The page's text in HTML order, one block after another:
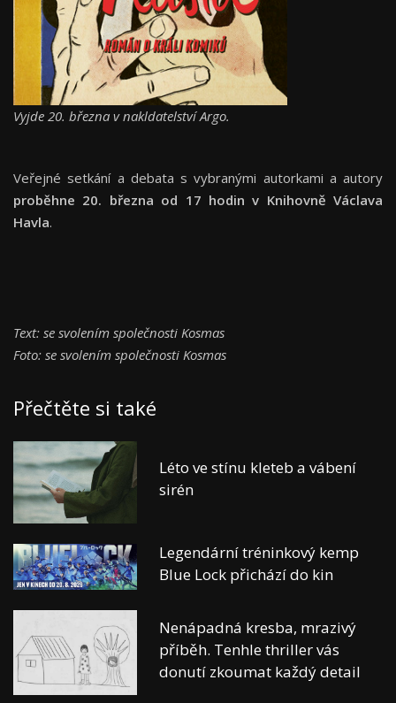
Vyjde 20. března v nakldatelství Argo.
Veřejné setkání a debata s vybranými autorkami a autory
proběhne 20. března od 17 hodin v Knihovně Václava
Havla.
Text: se svolením společnosti Kosmas
Foto: se svolením společnosti Kosmas
Přečtěte si také
Léto ve stínu kleteb a vábení
sirén
Legendární tréninkový kemp
Blue Lock přichází do kin
Nenápadná kresba, mrazivý
příběh. Tenhle thriller vás
donutí zkoumat každý detail